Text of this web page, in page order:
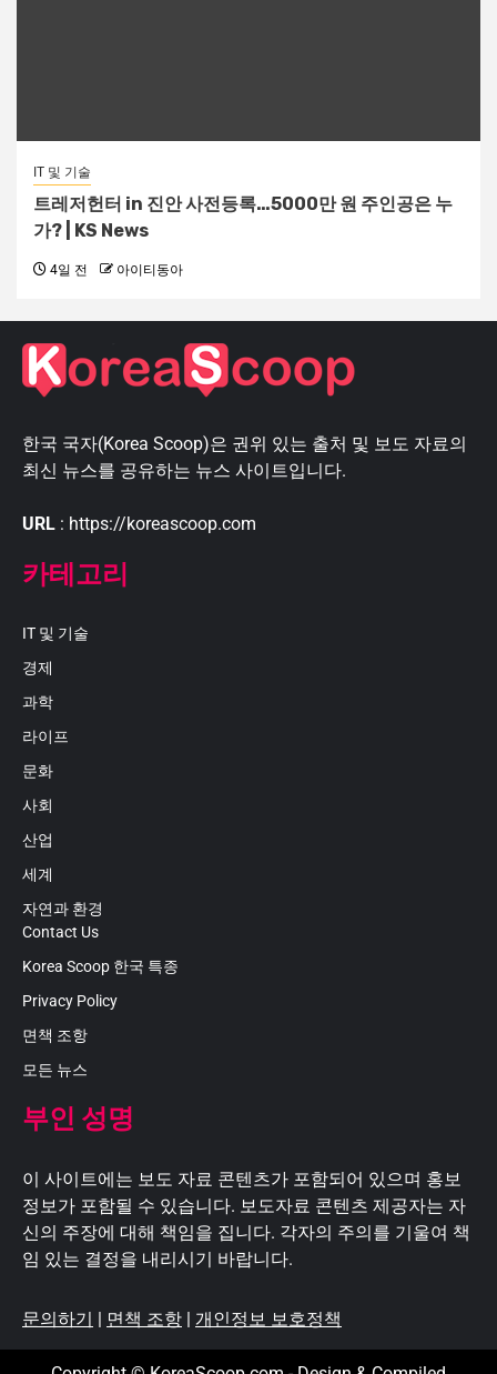
IT 및 기술
트레저헌터 in 진안 사전등록…5000만 원 주인공은 누
가? | KS News
4일 전 아이티동아
한국 국자(Korea Scoop)은 권위 있는 출처 및 보도 자료의
최신 뉴스를 공유하는 뉴스 사이트입니다.
URL : https://koreascoop.com
카테고리
IT 및 기술
경제
과학
라이프
문화
사회
산업
세계
자연과 환경
Contact Us
Korea Scoop 한국 특종
Privacy Policy
면책 조항
모든 뉴스
부인 성명
이 사이트에는 보도 자료 콘텐츠가 포함되어 있으며 홍보
정보가 포함될 수 있습니다. 보도자료 콘텐츠 제공자는 자
신의 주장에 대해 책임을 집니다. 각자의 주의를 기울여 책
임 있는 결정을 내리시기 바랍니다.
문의하기 | 면책 조항 | 개인정보 보호정책